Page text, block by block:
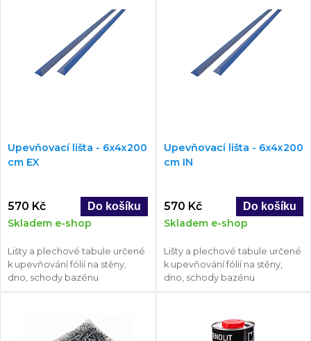
Upevňovací lišta - 6x4x200
cm EX
570 Kč
Skladem e-shop
Lišty a plechové tabule určené
k upevňování fólií na stěny,
dno, schody bazénu
Upevňovací lišta - 6x4x200
cm IN
570 Kč
Skladem e-shop
Lišty a plechové tabule určené
k upevňování fólií na stěny,
dno, schody bazénu